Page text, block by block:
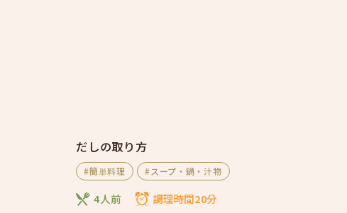
だしの取り方
#簡単料理 #スープ・鍋・汁物
4人前 調理時間20分